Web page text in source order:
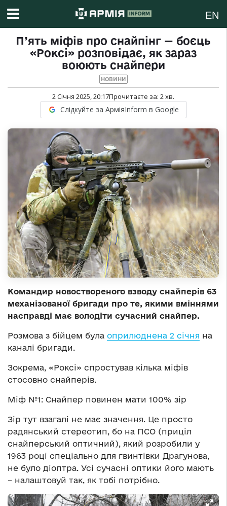
EN
П’ять міфів про снайпінг — боєць
«Роксі» розповідає, як зараз
воюють снайпери
НОВИНИ
2 Січня 2025, 20:17Прочитаєте за: 2хв.
Слідкуйте за АрміяInform в Google
Командир новоствореного взводу снайперів 63
механізованої бригади про те, якими вміннями
насправді має володіти сучасний снайпер.
Розмова з бійцем була оприлюднена 2 січня на
каналі бригади.
Зокрема, «Роксі» спростував кілька міфів
стосовно снайперів.
Міф №1: Снайпер повинен мати 100% зір
Зір тут взагалі не має значення. Це просто
радянський стереотип, бо на ПСО (приціл
снайперський оптичний), який розробили у
1963 році спеціально для гвинтівки Драгунова,
не було діоптра. Усі сучасні оптики його мають
– налаштовуй так, як тобі потрібно.